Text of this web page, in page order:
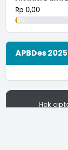
Rp 0,00
0%
APBDes
Hak